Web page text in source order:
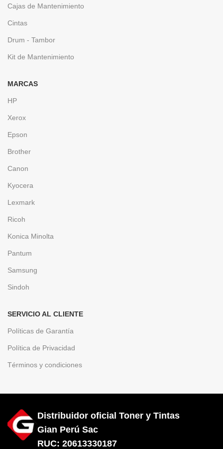
Cajas de Mantenimiento
Cintas
Drum - Tambor
Kit de Mantenimiento
MARCAS
HP
Xerox
Epson
Brother
Canon
Kyocera
Lexmark
Ricoh
Konica Minolta
Pantum
Samsung
Sindoh
SERVICIO AL CLIENTE
Políticas de Garantía
Política de Privacidad
Términos y condiciones
Distribuidor oficial Toner y Tintas
Gian Perú Sac
RUC: 20613330187